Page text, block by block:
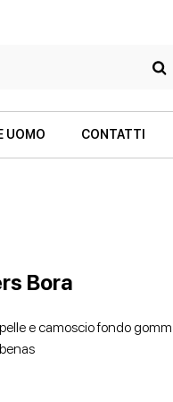
UOMO CONTATTI
Bora
e camoscio fondo